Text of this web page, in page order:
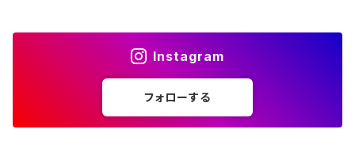
Instagram
フォローする